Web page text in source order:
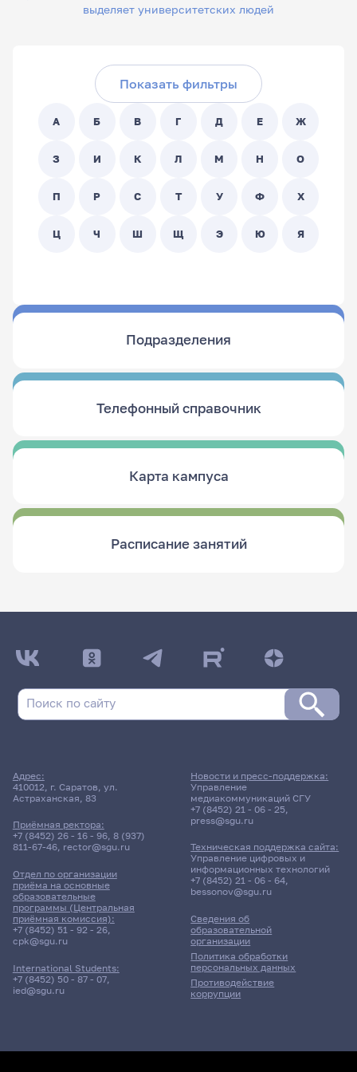
выделяет университетских людей
Показать фильтры
Поиск по ФИО сотрудника:
А Б В Г Д Е Ж
З И К Л М Н О
П Р С Т У Ф Х
Ц Ч Ш Щ Э Ю Я
Подразделения
Телефонный справочник
Карта кампуса
Расписание занятий
Адрес:
410012, г. Саратов, ул.
Астраханская, 83
Приёмная ректора:
+7 (8452) 26 - 16 - 96, 8 (937)
811-67-46, rector@sgu.ru
Отдел по организации
приёма на основные
образовательные
программы (Центральная
приёмная комиссия):
+7 (8452) 51 - 92 - 26,
cpk@sgu.ru
International Students:
+7 (8452) 50 - 87 - 07,
ied@sgu.ru
Сведения об
образовательной
организации
Политика обработки
персональных данных
Противодействие
коррупции
Новости и пресс-поддержка:
Управление
медиакоммуникаций СГУ
+7 (8452) 21 - 06 - 25,
press@sgu.ru
Техническая поддержка сайта:
Управление цифровых и
информационных технологий
+7 (8452) 21 - 06 - 64,
bessonov@sgu.ru